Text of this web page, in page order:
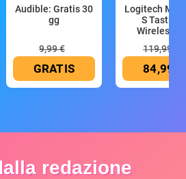
Audible: Gratis 30
gg
9,99 €
GRATIS
Logitech MX
S Tastiera
Wireless
119,99 €
84,99 €
redazione